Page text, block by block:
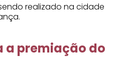
realizado na cidade
a premiação do